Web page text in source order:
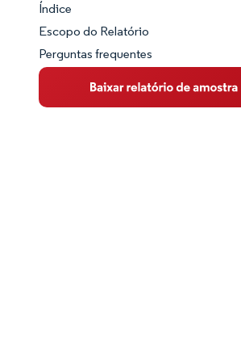
Panorama do Mercado
Visão Geral do Mercado
Principais Tendências de Mercado
Índice
Escopo do Relatório
Perguntas frequentes